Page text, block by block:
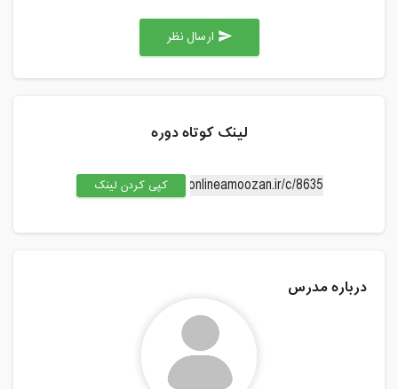
send
لینک کوتاه دوره
کپی کردن لینک
درباره مدرس